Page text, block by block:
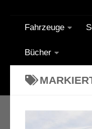
Fahrzeuge
Bücher